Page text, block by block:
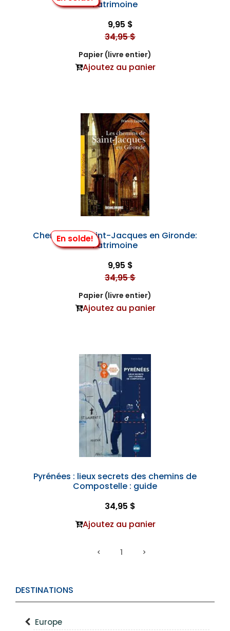
DESTINATIONS
Europe
Patrimoine
9,95 $
34,95 $
Papier (livre entier)
Ajoutez au panier
En solde!
Chemins de Saint-Jacques en Gironde:
Patrimoine
9,95 $
34,95 $
Papier (livre entier)
Ajoutez au panier
Pyrénées : lieux secrets des chemins de
Compostelle : guide
34,95 $
Ajoutez au panier
1